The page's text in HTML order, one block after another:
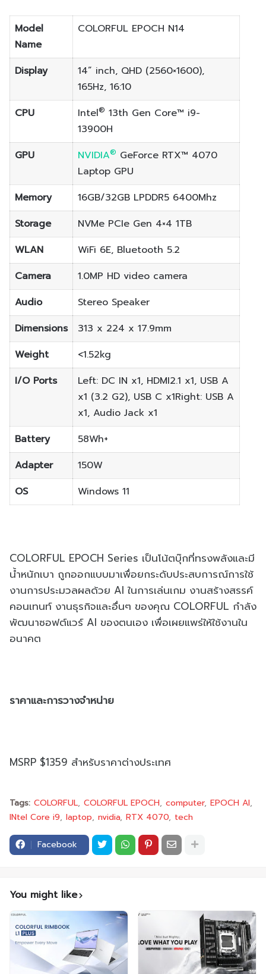
Model
Name
COLORFUL EPOCH N14
Display
14” inch, QHD (2560×1600),
165Hz, 16:10
CPU
Intel® 13th Gen Core™ i9-
13900H
GPU
NVIDIA® GeForce RTX™ 4070
Laptop GPU
Memory
16GB/32GB LPDDR5 6400Mhz
Storage
NVMe PCIe Gen 4×4 1TB
WLAN
WiFi 6E, Bluetooth 5.2
Camera
1.0MP HD video camera
Audio
Stereo Speaker
Dimensions
313 x 224 x 17.9mm
Weight
<1.52kg
I/O Ports
Left: DC IN x1, HDMI2.1 x1, USB A
x1 (3.2 G2), USB C x1Right: USB A
x1, Audio Jack x1
Battery
58Wh+
Adapter
150W
OS
Windows 11
COLORFUL EPOCH Series เป็นโน้ตบุ๊กที่ทรงพลังและมี
น้ำหนักเบา ถูกออกแบบมาเพื่อยกระดับประสบการณ์การใช้
งานการประมวลผลด้วย AI ในการเล่นเกม งานสร้างสรรค์
คอนเทนท์ งานธุรกิจและอื่นๆ ของคุณ COLORFUL กำลัง
พัฒนาซอฟต์แวร์ AI ของตนเอง เพื่อเผยแพร่ให้ใช้งานใน
อนาคต
ราคาและการวางจำหน่าย
MSRP $1359 สำหรับราคาต่างประเทศ
Tags: COLORFUL COLORFUL EPOCH computer EPOCH AI
INtel Core i9 laptop nvidia RTX 4070 tech
Facebook
You might like